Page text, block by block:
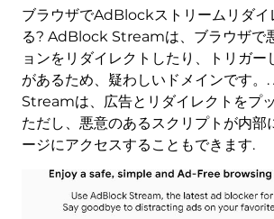
ブラウザでAdBlockストリームリダイ
る? AdBlock Streamは、ブラウザで
ョンをリダイレクトしたり、トリガー
があるため、疑わしいドメインです
Streamは、広告とリダイレクトをプ
ただし、悪意のあるスクリプトが内部
ージにアクセスすることもできます.